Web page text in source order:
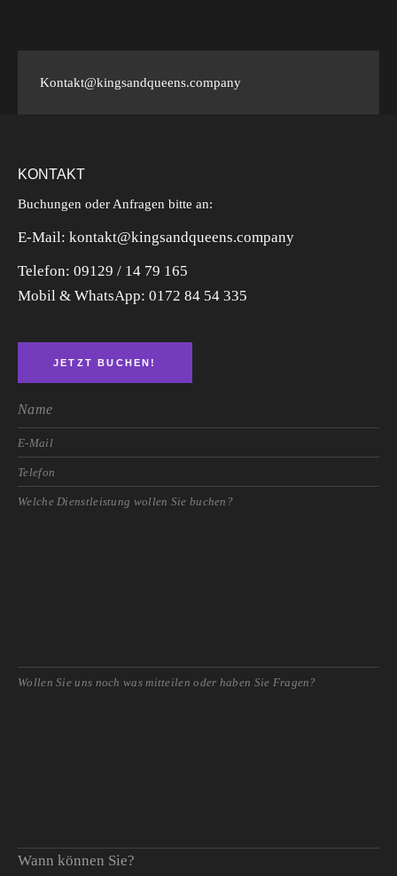
Kontakt@kingsandqueens.company
KONTAKT
Buchungen oder Anfragen bitte an:
E-Mail: kontakt@kingsandqueens.company
Telefon: 09129 / 14 79 165
Mobil & WhatsApp: 0172 84 54 335
JETZT BUCHEN!
Wann können Sie?